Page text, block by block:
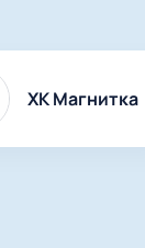
ХК Магнитка